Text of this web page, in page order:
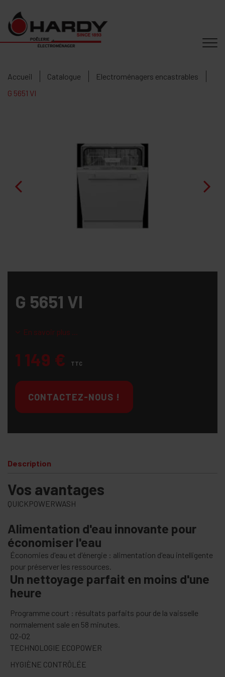
Accueil Catalogue
Electroménagers encastrables
G 5651 VI
G 5651 VI
En savoir plus ...
1 149 € TTC
CONTACTEZ-NOUS !
Description
Vos avantages
QUICKPOWERWASH
Ali­men­ta­tion d'eau in­no­vante pour
éco­no­mi­ser l'eau
Économies d'eau et d'énergie : alimentation d'eau intelligente
pour préserver les ressources.
Un net­toyage par­fait en moins d'une
heure
Programme court : résultats parfaits pour de la vaisselle
normalement sale en 58 minutes.
02-02
TECHNOLOGIE ECOPOWER
HYGIÈNE CONTRÔLÉE